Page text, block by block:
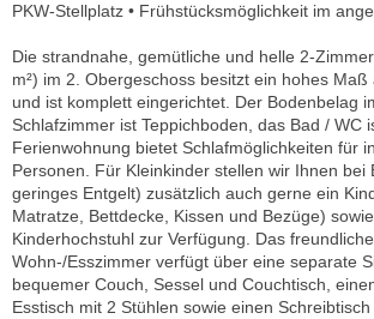
PKW-Stellplatz • Frühstücksmöglichkeit im
Die strandnahe, gemütliche und helle 2-
m²) im 2. Obergeschoss besitzt ein hohes
und ist komplett eingerichtet. Der Bodenbelag
Schlafzimmer ist Teppichboden, das Bad / WC
Ferienwohnung bietet Schlafmöglichkeiten für
Personen. Für Kleinkinder stellen wir Ihnen bei
geringes Entgelt) zusätzlich auch gerne ein
Matratze, Bettdecke, Kissen und Bezüge)
Kinderhochstuhl zur Verfügung. Das
Wohn-/Esszimmer verfügt über eine separate
bequemer Couch, Sessel und Couchtisch,
Esstisch mit 2 Stühlen sowie einen